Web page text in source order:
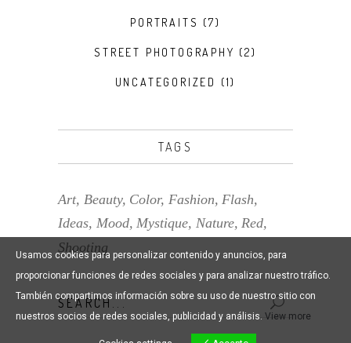
PORTRAITS (7)
STREET PHOTOGRAPHY (2)
UNCATEGORIZED (1)
TAGS
Art Beauty Color Fashion Flash
Ideas Mood Mystique Nature Red
Shooting
Search
for:
Usamos cookies para personalizar contenido y anuncios, para
proporcionar funciones de redes sociales y para analizar nuestro tráfico.
También compartimos información sobre su uso de nuestro sitio con
nuestros socios de redes sociales, publicidad y análisis. View more